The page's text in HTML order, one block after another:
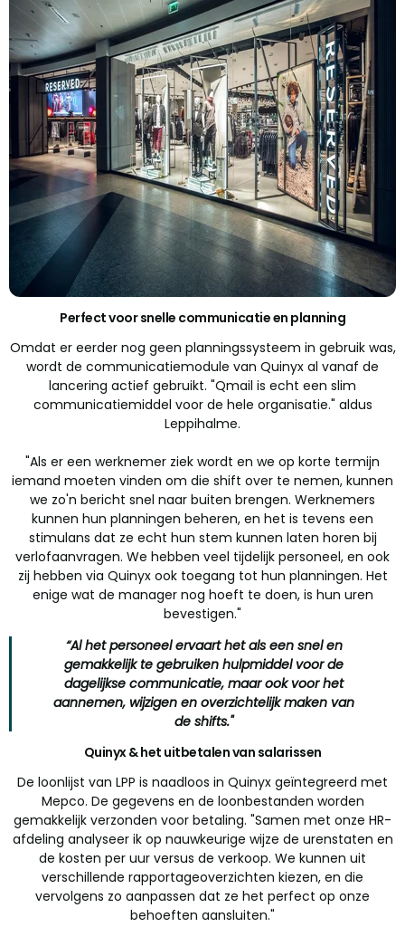
Perfect voor snelle communicatie en planning
Omdat er eerder nog geen planningssysteem in gebruik was,
wordt de communicatiemodule van Quinyx al vanaf de
lancering actief gebruikt. "Qmail is echt een slim
communicatiemiddel voor de hele organisatie." aldus
Leppihalme.
"Als er een werknemer ziek wordt en we op korte termijn
iemand moeten vinden om die shift over te nemen, kunnen
we zo'n bericht snel naar buiten brengen. Werknemers
kunnen hun planningen beheren, en het is tevens een
stimulans dat ze echt hun stem kunnen laten horen bij
verlofaanvragen. We hebben veel tijdelijk personeel, en ook
zij hebben via Quinyx ook toegang tot hun planningen. Het
enige wat de manager nog hoeft te doen, is hun uren
bevestigen."
“Al het personeel ervaart het als een snel en
gemakkelijk te gebruiken hulpmiddel voor de
dagelijkse communicatie, maar ook voor het
aannemen, wijzigen en overzichtelijk maken van
de shifts."
Quinyx & het uitbetalen van salarissen
De loonlijst van LPP is naadloos in Quinyx geïntegreerd met
Mepco. De gegevens en de loonbestanden worden
gemakkelijk verzonden voor betaling. "Samen met onze HR-
afdeling analyseer ik op nauwkeurige wijze de urenstaten en
de kosten per uur versus de verkoop. We kunnen uit
verschillende rapportageoverzichten kiezen, en die
vervolgens zo aanpassen dat ze het perfect op onze
behoeften aansluiten."